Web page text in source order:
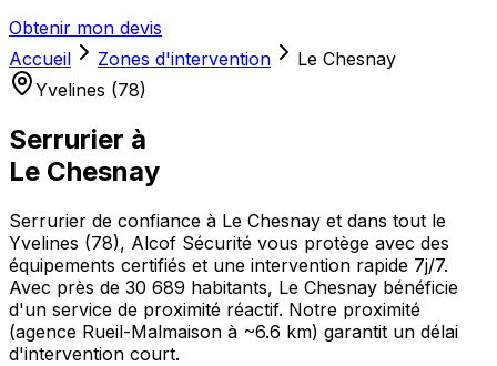
Obtenir mon devis
Accueil
Zones d'intervention
Le Chesnay
Yvelines (78)
Serrurier à
Le Chesnay
Serrurier de confiance à Le Chesnay et dans tout le
Yvelines (78), Alcof Sécurité vous protège avec des
équipements certifiés et une intervention rapide 7j/7.
Avec près de 30 689 habitants, Le Chesnay bénéficie
d'un service de proximité réactif. Notre proximité
(agence Rueil-Malmaison à ~6.6 km) garantit un délai
d'intervention court.